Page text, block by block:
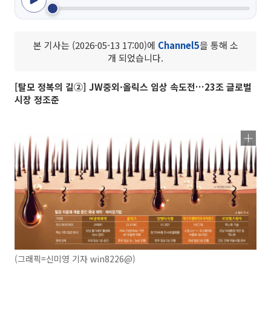
본 기사는 (2026-05-13 17:00)에 Channel5을 통해 소
개 되었습니다.
[탈모 정복의 길②] JW중외·올릭스 임상 속도전…23조 글로벌
시장 정조준
(그래픽=신미영 기자 win8226@)